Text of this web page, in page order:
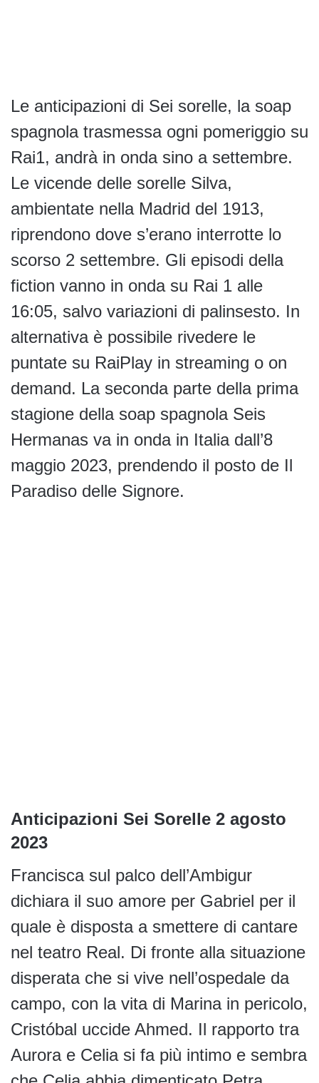
Le anticipazioni di Sei sorelle, la soap
spagnola trasmessa ogni pomeriggio su
Rai1, andrà in onda sino a settembre.
Le vicende delle sorelle Silva,
ambientate nella Madrid del 1913,
riprendono dove s’erano interrotte lo
scorso 2 settembre. Gli episodi della
fiction vanno in onda su Rai 1 alle
16:05, salvo variazioni di palinsesto. In
alternativa è possibile rivedere le
puntate su RaiPlay in streaming o on
demand. La seconda parte della prima
stagione della soap spagnola Seis
Hermanas va in onda in Italia dall’8
maggio 2023, prendendo il posto de Il
Paradiso delle Signore.
Anticipazioni Sei Sorelle 2 agosto
2023
Francisca sul palco dell’Ambigur
dichiara il suo amore per Gabriel per il
quale è disposta a smettere di cantare
nel teatro Real. Di fronte alla situazione
disperata che si vive nell’ospedale da
campo, con la vita di Marina in pericolo,
Cristóbal uccide Ahmed. Il rapporto tra
Aurora e Celia si fa più intimo e sembra